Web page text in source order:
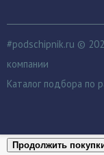
#podschipnik.ru ©
компании
Каталог подбора по
Продолжить